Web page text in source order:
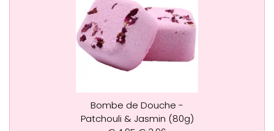
Bombe de Douche -
Patchouli & Jasmin (80g)